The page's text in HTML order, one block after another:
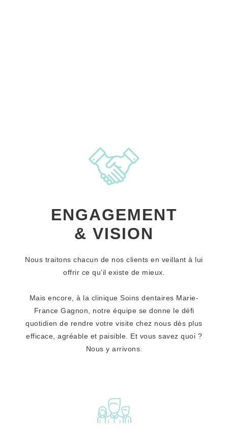
ENGAGEMENT
& VISION
Nous traitons chacun de nos clients en veillant à lui
offrir ce qu’il existe de mieux.
Mais encore, à la clinique Soins dentaires Marie-
France Gagnon, notre équipe se donne le défi
quotidien de rendre votre visite chez nous dès plus
efficace, agréable et paisible. Et vous savez quoi ?
Nous y arrivons.